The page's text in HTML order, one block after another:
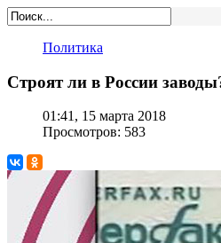
Политика
Строят ли в России
01:41, 15 марта 2018
Просмотров: 583